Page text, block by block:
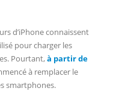
d’iPhone connaissent
pour charger les
Pourtant,à partir de
à remplacer le
smartphones.